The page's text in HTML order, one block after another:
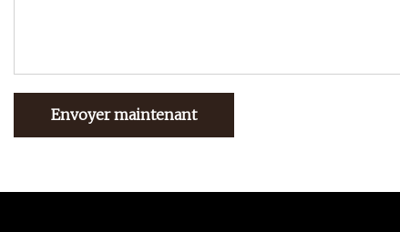
Envoyer maintenant